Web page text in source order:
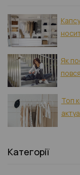
Як
Топ
Категорії